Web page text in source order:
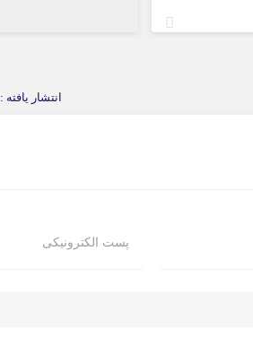
انتشار یافته : 0
پست الکترونیکی